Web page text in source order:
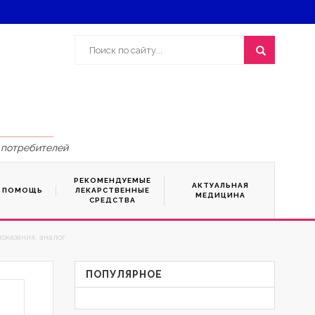
ПОМОЩЬ
РЕКОМЕНДУЕМЫЕ
ЛЕКАРСТВЕННЫЕ
СРЕДСТВА
АКТУАЛЬНАЯ
МЕДИЦИНА
аналог
ПОПУЛЯРНОЕ